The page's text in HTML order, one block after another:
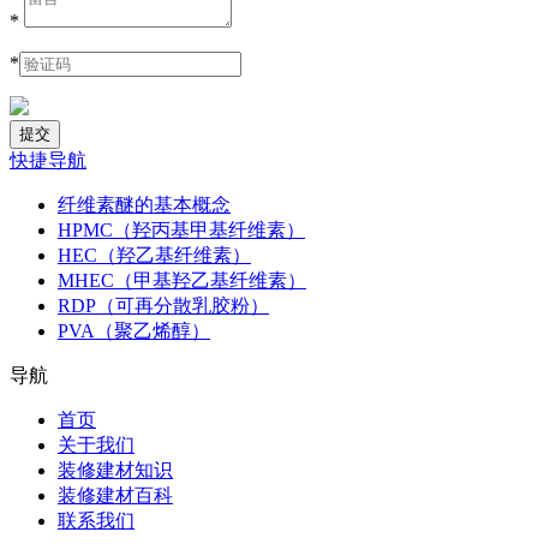
*
*
快捷导航
纤维素醚的基本概念
HPMC（羟丙基甲基纤维素）
HEC（羟乙基纤维素）
MHEC（甲基羟乙基纤维素）
RDP（可再分散乳胶粉）
PVA（聚乙烯醇）
导航
首页
关于我们
装修建材知识
装修建材百科
联系我们